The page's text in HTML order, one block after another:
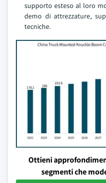
supporto esteso al loro
demo di attrezzature,
tecniche.
Ottieni
segmenti che